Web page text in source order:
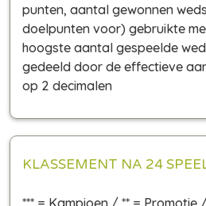
punten, aantal gewonnen
doelpunten voor) gebruikte
hoogste aantal gespeelde
gedeeld door de effectieve
op 2 decimalen
KLASSEMENT NA 24